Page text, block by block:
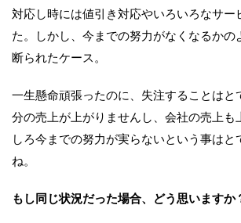
対応し時には値引き対応やいろいろなサー
た。しかし、今までの努力がなくなるかの
断られたケース。
一生懸命頑張ったのに、失注することはと
分の売上が上がりませんし、会社の売上も
しろ今までの努力が実らないという事はと
ね。
もし同じ状況だった場合、どう思いますか